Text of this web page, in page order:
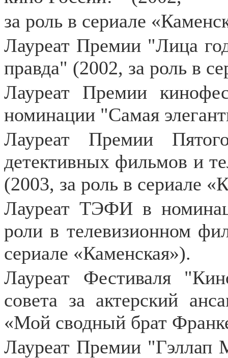
за роль в сериале
Лауреат Премии "Лица
правда" (2002, за роль в
Лауреат Премии
номинации "Самая
Лауреат Премии
детективных фильмов и
(2003, за роль в сериале
Лауреат ТЭФИ в
роли в телевизионном
сериале «Каменская»).
Лауреат Фестиваля
совета за актерский
«Мой сводный брат
Лауреат Премии "Гэллап